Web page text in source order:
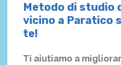
Metodo di studio
vicino a Paratico
te!
Ti aiutiamo a